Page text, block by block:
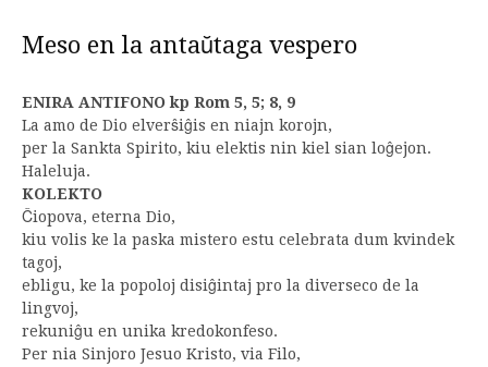
Meso en la antaŭtaga vespero
ENIRA ANTIFONO kp Rom 5, 5; 8, 9
La amo de Dio elverŝiĝis en niajn korojn,
per la Sankta Spirito, kiu elektis nin kiel sian loĝejon.
Haleluja.
KOLEKTO
Ĉiopova, eterna Dio,
kiu volis ke la paska mistero estu celebrata dum kvindek
tagoj,
ebligu, ke la popoloj disiĝintaj pro la diverseco de la
lingvoj,
rekuniĝu en unika kredokonfeso.
Per nia Sinjoro Jesuo Kristo, via Filo,